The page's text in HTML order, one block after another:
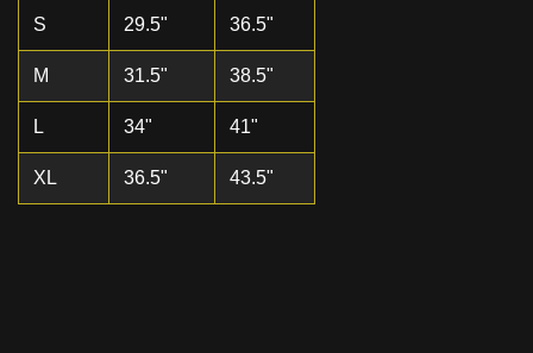
S 29.5" 36.5"
M 31.5" 38.5"
L 34" 41"
XL 36.5" 43.5"